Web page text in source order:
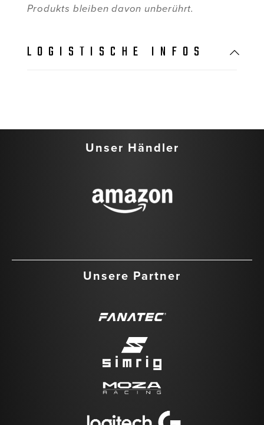
Produkts bleiben davon unberührt.
LOGISTISCHE INFOS
Unser Händler
Unsere Partner